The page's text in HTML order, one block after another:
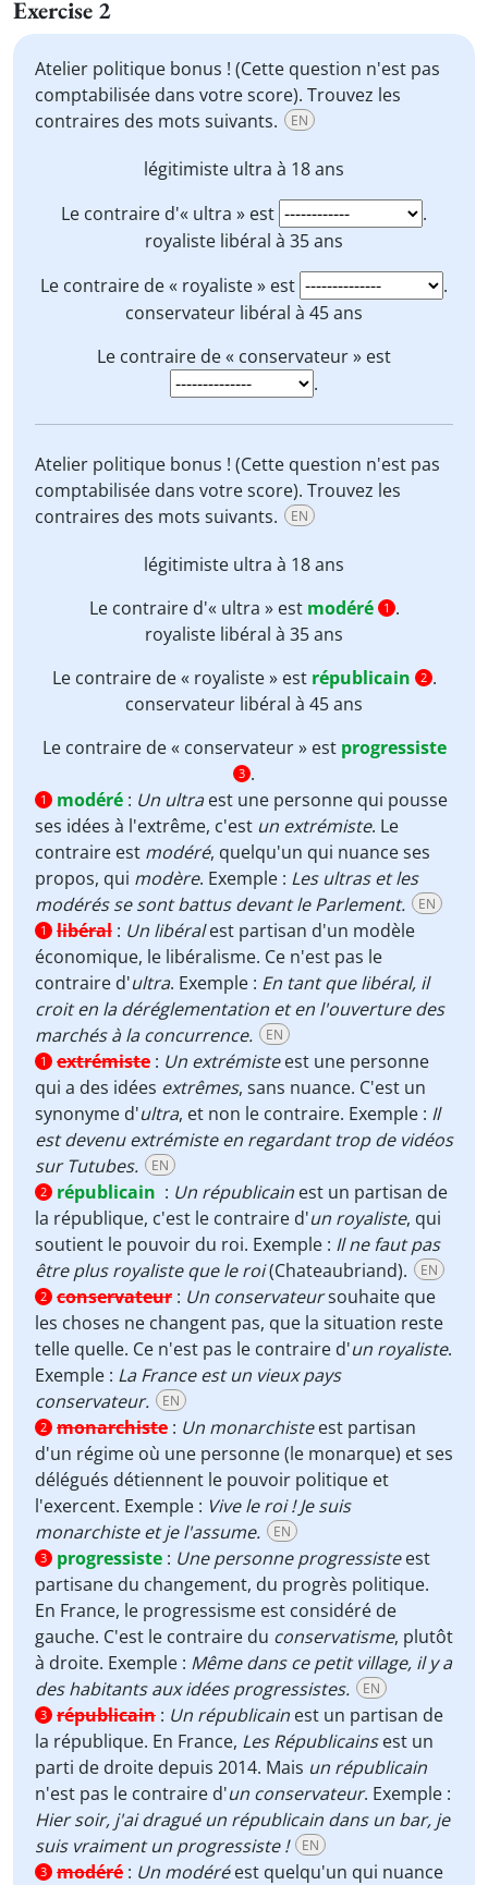
Exercise 2
Atelier politique bonus ! (Cette question n'est pas
comptabilisée dans votre score). Trouvez les
contraires des mots suivants.
EN
légitimiste ultra à 18 ans
Le contraire d'« ultra » est
.
royaliste libéral à 35 ans
Le contraire de « royaliste » est
.
conservateur libéral à 45 ans
Le contraire de « conservateur » est
.
Atelier politique bonus ! (Cette question n'est pas
comptabilisée dans votre score). Trouvez les
contraires des mots suivants.
EN
légitimiste ultra à 18 ans
Le contraire d'« ultra » est modéré 1 .
royaliste libéral à 35 ans
Le contraire de « royaliste » est républicain 2 .
conservateur libéral à 45 ans
Le contraire de « conservateur » est progressiste
3 .
1 modéré : Un ultraest une personne qui pousse
ses idées à l'extrême, c'est un extrémiste. Le
contraire est modéré, quelqu'un qui nuance ses
propos, qui modère. Exemple : Les ultras et les
modérés se sont battus devant le Parlement.
EN
1 libéral : Un libéralest partisan d'un modèle
économique, le libéralisme. Ce n'est pas le
contraire d'ultra. Exemple : En tant que libéral, il
croit en la déréglementation et en l'ouverture des
marchés à la concurrence.
EN
1 extrémiste : Un extrémisteest une personne
qui a des idées extrêmes, sans nuance. C'est un
synonyme d'ultra, et non le contraire. Exemple : Il
est devenu extrémiste en regardant trop de vidéos
sur Tutubes.
EN
2 républicain : Un républicain est un partisan de
la république, c'est le contraire d'un royaliste, qui
soutient le pouvoir du roi. Exemple : Il ne faut pas
être plus royaliste que le roi(Chateaubriand). EN
2 conservateur : Un conservateursouhaite que
les choses ne changent pas, que la situation reste
telle quelle. Ce n'est pas le contraire d'un royaliste.
Exemple : La France est un vieux pays
conservateur.
EN
2 monarchiste : Un monarchisteest partisan
d'un régime où une personne (le monarque) et ses
délégués détiennent le pouvoir politique et
l'exercent. Exemple : Vive le roi ! Je suis
monarchiste et je l'assume.
EN
3 progressiste : Une personne progressisteest
partisane du changement, du progrès politique.
En France, le progressisme est considéré de
gauche. C'est le contraire du conservatisme, plutôt
à droite. Exemple : Même dans ce petit village, il y a
des habitants aux idées progressistes.
EN
3 républicain : Un républicain est un partisan de
la république. En France, Les Républicainsest un
parti de droite depuis 2014. Mais un républicain
n'est pas le contraire d'un conservateur. Exemple :
Hier soir, j'ai dragué un républicain dans un bar, je
suis vraiment un progressiste !
EN
3 modéré : Un modéréest quelqu'un qui nuance